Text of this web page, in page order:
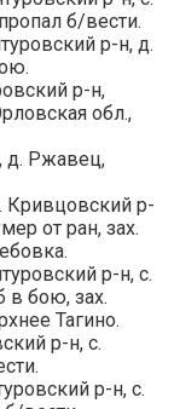
б/вести.
р-н, д.
р-н,
обл.,
д. Ржавец,
р-
от ран, зах.
р-н, с.
в бою, зах.
Тагино.
р-н, с.
р-н, с.